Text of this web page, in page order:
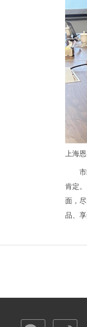
上海
肯定
面，
品、享